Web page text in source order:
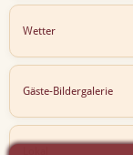
Wetter
Gäste-Bildergalerie